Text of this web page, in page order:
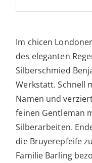
Im chicen
des eleganten
Silberschmied
Werkstatt. Schnell
Namen und
feinen Gentleman
Silberarbeiten.
die Bruyerepfeife
Familie Barling